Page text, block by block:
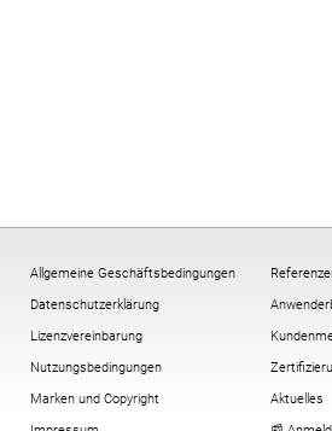
Allgemeine Geschäftsbedingungen
Datenschutzerklärung
Lizenzvereinbarung
Nutzungsbedingungen
Marken und Copyright
Aktuelles